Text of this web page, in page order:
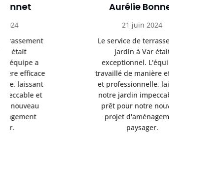
Aurélie Bonnet
Le service de terrassement
jardin à Var était
exceptionnel. L'équipe a
travaillé de manière efficace
et professionnelle, laissant
notre jardin impeccable et
prêt pour notre nouveau
projet d'aménagement